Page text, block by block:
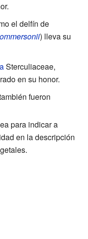
el delfín de
) lleva su
Sterculiaceae,
en su honor.
fueron
para indicar a
en la descripción